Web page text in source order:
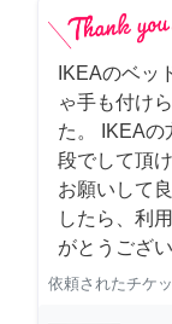
IKEAのベッ
ゃ手も付け
た。 IKEAの
段でして頂
お願いして
したら、利
がとうござ
依頼されたチケ